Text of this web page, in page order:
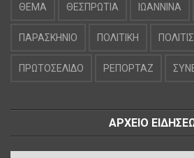
ΘΕΜΑ ΘΕΣΠΡΩΤΙΑ ΙΩΑΝΝΙΝΑ
ΠΑΡΑΣΚΗΝΙΟ ΠΟΛΙΤΙΚΗ
ΠΡΩΤΟΣΕΛΙΔΟ ΡΕΠΟΡΤΑΖ
ΑΡΧΕΙΟ